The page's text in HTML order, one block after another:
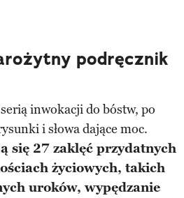
podręcznik
inwokacji do bóstw, po
i słowa dające moc.
się 27 zaklęć przydatnych
życiowych, takich
uroków, wypędzanie